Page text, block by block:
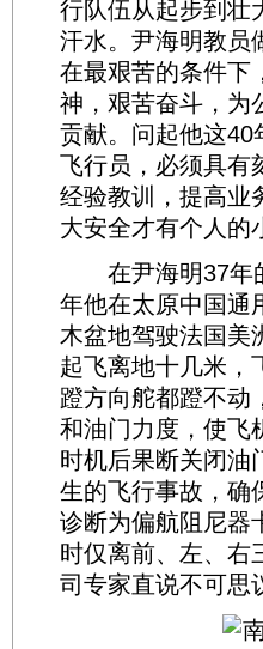
行队伍从起步到壮
汗水。尹海明教员
在最艰苦的条件下
神，艰苦奋斗，为
贡献。问起他这40
飞行员，必须具有
经验教训，提高业
大安全才有个人的
在尹海明37年的
年他在太原中国通
木盆地驾驶法国美
起飞离地十几米，
蹬方向舵都蹬不动
和油门力度，使飞
时机后果断关闭油
生的飞行事故，确
诊断为偏航阻尼器
时仅离前、左、右
司专家直说不可思